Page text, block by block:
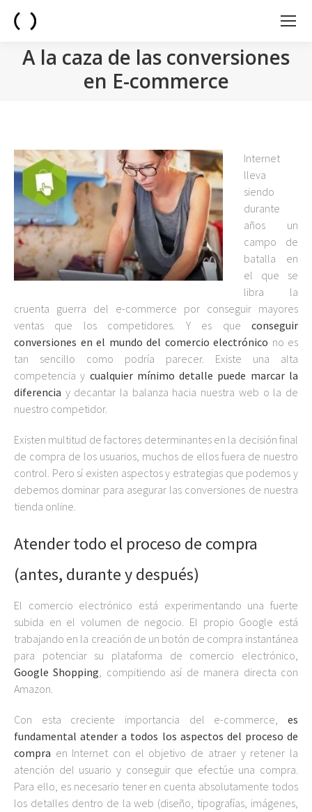
A la caza de las conversiones
en E-commerce
Internet
lleva
siendo
durante
años un
campo de
batalla en
el que se
libra la
cruenta guerra del e-commerce por conseguir mayores
ventas que los competidores. Y es que conseguir
conversiones en el mundo del comercio electrónico no es
tan sencillo como podría parecer. Existe una alta
competencia y cualquier mínimo detalle puede marcar la
diferencia y decantar la balanza hacia nuestra web o la de
nuestro competidor.
Existen multitud de factores determinantes en la decisión final
de compra de los usuarios, muchos de ellos fuera de nuestro
control. Pero sí existen aspectos y estrategias que podemos y
debemos dominar para asegurar las conversiones de nuestra
tienda online.
Atender todo el proceso de compra
(antes, durante y después)
El comercio electrónico está experimentando una fuerte
subida en el volumen de negocio. El propio Google está
trabajando en la creación de un botón de compra instantánea
para potenciar su plataforma de comercio electrónico,
Google Shopping, compitiendo así de manera directa con
Amazon.
Con esta creciente importancia del e-commerce, es
fundamental atender a todos los aspectos del proceso de
compra en Internet con el objetivo de atraer y retener la
atención del usuario y conseguir que efectúe una compra.
Para ello, es necesario tener en cuenta absolutamente todos
los detalles dentro de la web (diseño, tipografías, imágenes,